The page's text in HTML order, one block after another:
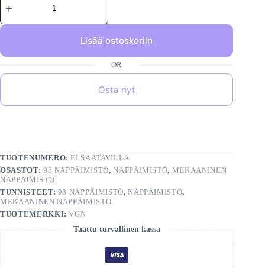
Lisää ostoskoriin
Osta nyt
TUOTENUMERO:EI SAATAVILLA
OSASTOT: 98 NÄPPÄIMISTÖ,NÄPPÄIMISTÖ, MEKAANINEN
NÄPPÄIMISTÖ
TUNNISTEET: 98 NÄPPÄIMISTÖ,NÄPPÄIMISTÖ,
MEKAANINEN NÄPPÄIMISTÖ
TUOTEMERKKI:VGN
Taattu turvallinen kassa